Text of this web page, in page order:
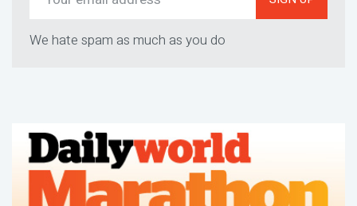
We hate spam as much as you do